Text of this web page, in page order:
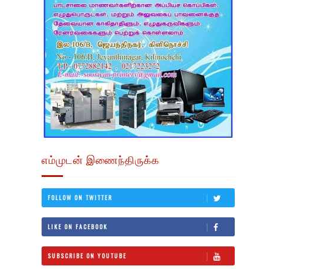
எம்முடன் இணைந்திருக்க
FOLLOW ON TWITTER
LIKE ON FACEBOOK
SUBSCRIBE ON YOUTUBE